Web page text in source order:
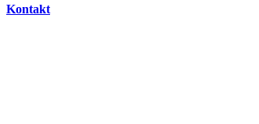
Kontakt